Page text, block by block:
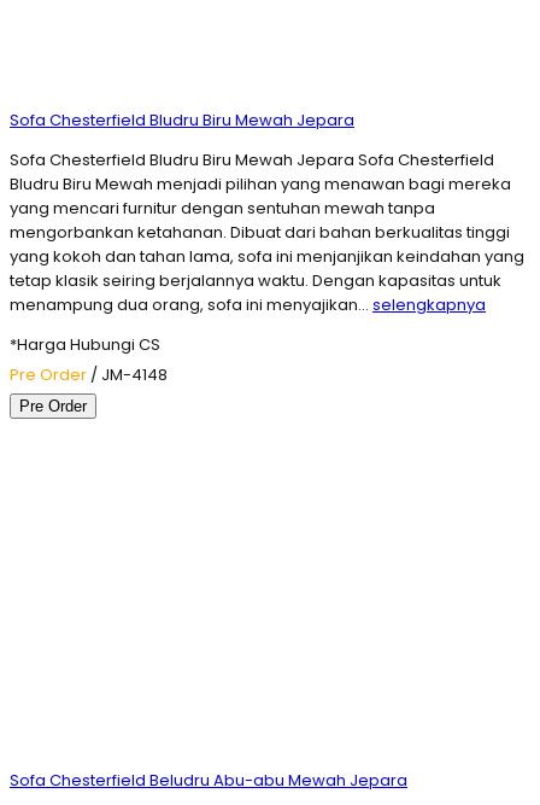
Sofa Chesterfield Bludru Biru Mewah Jepara
Sofa Chesterfield Bludru Biru Mewah Jepara Sofa Chesterfield
Bludru Biru Mewah menjadi pilihan yang menawan bagi mereka
yang mencari furnitur dengan sentuhan mewah tanpa
mengorbankan ketahanan. Dibuat dari bahan berkualitas tinggi
yang kokoh dan tahan lama, sofa ini menjanjikan keindahan yang
tetap klasik seiring berjalannya waktu. Dengan kapasitas untuk
menampung dua orang, sofa ini menyajikan… selengkapnya
*Harga Hubungi CS
Pre Order / JM-4148
Pre Order
Sofa Chesterfield Beludru Abu-abu Mewah Jepara